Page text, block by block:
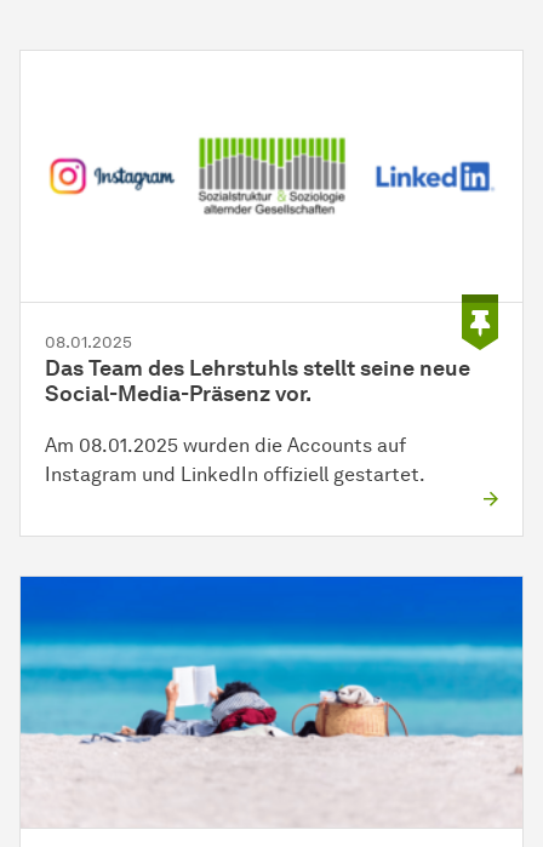
08.01.2025
Das Team des Lehrstuhls stellt seine neue
Social-Media-Präsenz vor.
Am 08.01.2025 wurden die Accounts auf
Instagram und LinkedIn offiziell gestartet.